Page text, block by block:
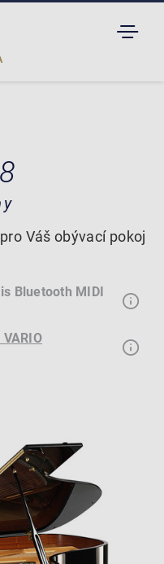
Váš obývací pokoj
Bluetooth MIDI
VARIO